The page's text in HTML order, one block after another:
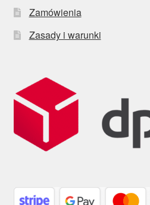
Zamówienia
Zasady i warunki